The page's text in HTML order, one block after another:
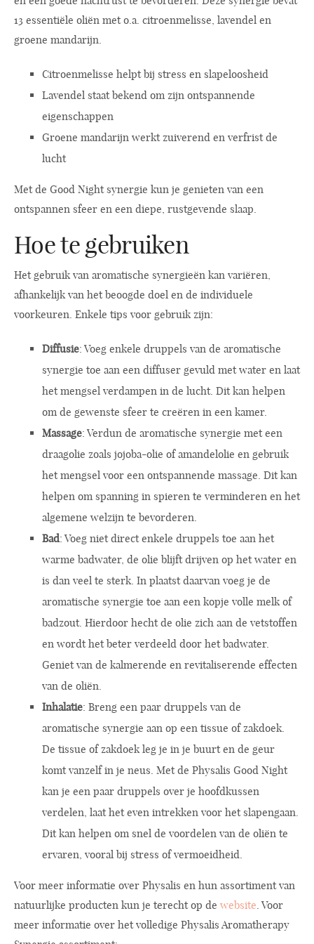
13 essentiële oliën met o.a. citroenmelisse, lavendel en
groene mandarijn.
Citroenmelisse helpt bij stress en slapeloosheid
Lavendel staat bekend om zijn ontspannende
eigenschappen
Groene mandarijn werkt zuiverend en verfrist de
lucht
Met de Good Night synergie kun je genieten van een
ontspannen sfeer en een diepe, rustgevende slaap.
Hoe te gebruiken
Het gebruik van aromatische synergieën kan variëren,
afhankelijk van het beoogde doel en de individuele
voorkeuren. Enkele tips voor gebruik zijn:
Diffusie: Voeg enkele druppels van de aromatische
synergie toe aan een diffuser gevuld met water en laat
het mengsel verdampen in de lucht. Dit kan helpen
om de gewenste sfeer te creëren in een kamer.
Massage: Verdun de aromatische synergie met een
draagolie zoals jojoba-olie of amandelolie en gebruik
het mengsel voor een ontspannende massage. Dit kan
helpen om spanning in spieren te verminderen en het
algemene welzijn te bevorderen.
Bad: Voeg niet direct enkele druppels toe aan het
warme badwater, de olie blijft drijven op het water en
is dan veel te sterk. In plaatst daarvan voeg je de
aromatische synergie toe aan een kopje volle melk of
badzout. Hierdoor hecht de olie zich aan de vetstoffen
en wordt het beter verdeeld door het badwater.
Geniet van de kalmerende en revitaliserende effecten
van de oliën.
Inhalatie: Breng een paar druppels van de
aromatische synergie aan op een tissue of zakdoek.
De tissue of zakdoek leg je in je buurt en de geur
komt vanzelf in je neus. Met de Physalis Good Night
kan je een paar druppels over je hoofdkussen
verdelen, laat het even intrekken voor het slapengaan.
Dit kan helpen om snel de voordelen van de oliën te
ervaren, vooral bij stress of vermoeidheid.
Voor meer informatie over Physalis en hun assortiment van
natuurlijke producten kun je terecht op de website. Voor
meer informatie over het volledige Physalis Aromatherapy